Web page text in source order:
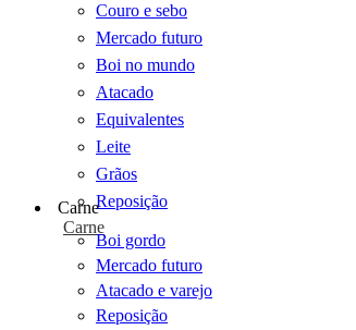
Couro e sebo
Mercado futuro
Boi no mundo
Atacado
Equivalentes
Leite
Grãos
Reposição
Carne
Carne
Boi gordo
Mercado futuro
Atacado e varejo
Reposição